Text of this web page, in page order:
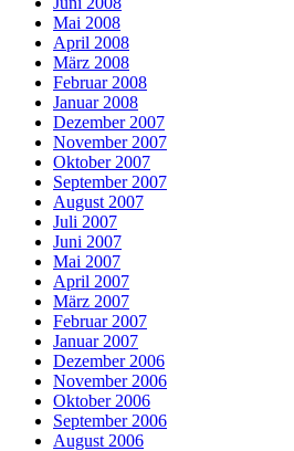
Mai 2008
April 2008
März 2008
Februar 2008
Januar 2008
Dezember 2007
November 2007
Oktober 2007
September 2007
August 2007
Juli 2007
Juni 2007
Mai 2007
April 2007
März 2007
Februar 2007
Januar 2007
Dezember 2006
November 2006
Oktober 2006
September 2006
August 2006